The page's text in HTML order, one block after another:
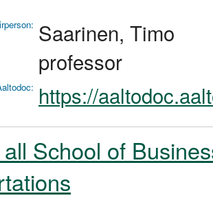
Saarinen, Timo
professor
https://
School of